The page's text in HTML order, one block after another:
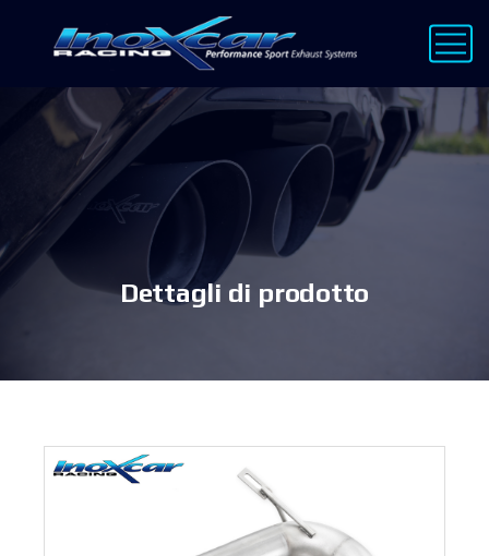
Dettagli di prodotto